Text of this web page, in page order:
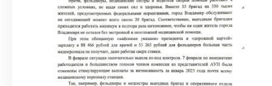
Отчеты
Предложить публикацию
Справочник
API